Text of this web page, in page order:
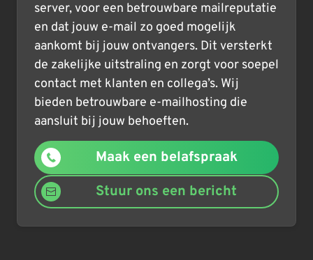
server, voor een betrouwbare mailreputatie
en dat jouw e-mail zo goed mogelijk
aankomt bij jouw ontvangers. Dit versterkt
de zakelijke uitstraling en zorgt voor soepel
contact met klanten en collega’s. Wij
bieden betrouwbare e-mailhosting die
aansluit bij jouw behoeften.
Maak een belafspraak
Stuur ons een bericht